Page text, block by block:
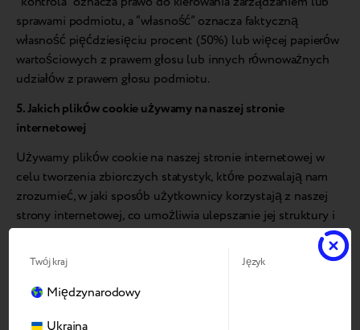
sprawami podmiotu, a “własność” oznacza faktyczną
własność pięćdziesięciu procent (50%) lub więcej papierów
wartościowych z prawem głosu lub innych równoważnych
udziałów z prawem głosu podmiotu.
5. Jakich plików cookie używamy na naszej stronie
internetowej
Używamy plików cookie na naszej stronie internetowej w
celu tworzenia zbiorczych statystyk, które pozwalają nam
zrozumieć, w jaki sposób użytkownicy korzystają z naszej
strony internetowej, co umożliwia ulepszanie jej struktury i
6. Niezbędne pliki cookie
Te pliki cookie są niezbędne do prawidłowego
Twój kraj
Międzynarodowy
Język